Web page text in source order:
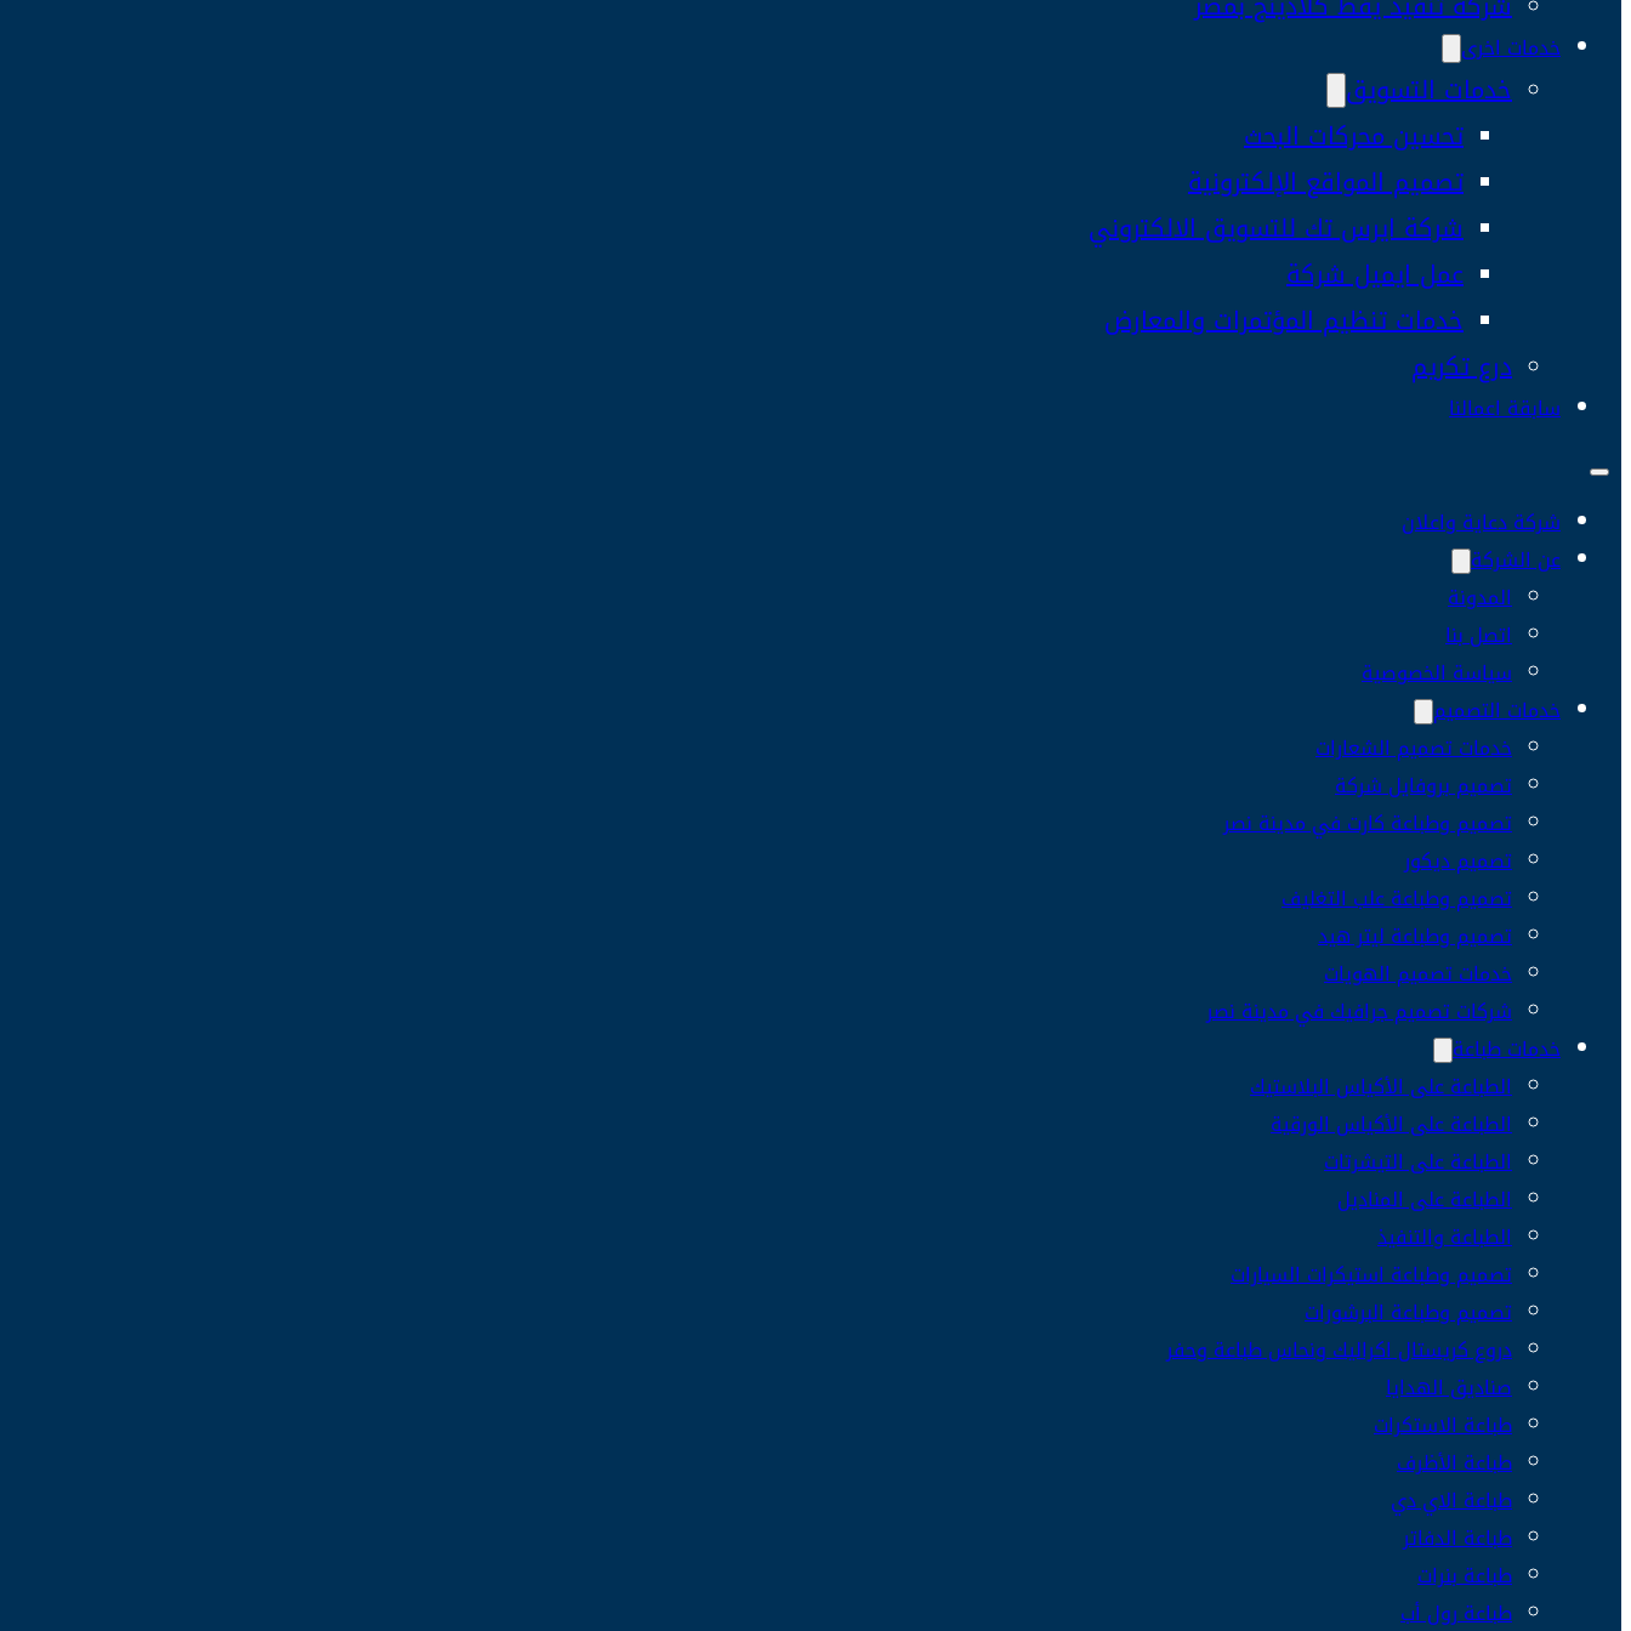
خدمات اخرى
خدمات التسويق
تحسين محركات البحث
تصميم المواقع الإلكترونية
شركة ايرس تك للتسويق الالكتروني
عمل ايميل شركة
خدمات تنظيم المؤتمرات والمعارض
درع تكريم
سابقة اعمالنا
شركة دعاية واعلان
عن الشركة
المدونة
اتصل بنا
سياسة الخصوصية
خدمات التصميم
خدمات تصميم الشعارات
تصميم بروفايل شركة
تصميم وطباعة كارت في مدينة نصر
تصميم ديكور
تصميم وطباعة علب التغليف
تصميم وطباعة ليتر هيد
خدمات تصميم الهويات
شركات تصميم جرافيك في مدينة نصر
خدمات طباعة
الطباعة على الأكياس البلاستيك
الطباعة على الأكياس الورقية
الطباعة على التيشرتات
الطباعة على المناديل
الطباعة والتنفيذ
تصميم وطباعة استيكرات السيارات
تصميم وطباعة البرشورات
دروع كريستال اكراليك ونحاس طباعة وحفر
صناديق الهدايا
طباعة الاستكرات
طباعة الأظرف
طباعة الاي دي
طباعة الدفاتر
طباعة بنرات
طباعة رول أب